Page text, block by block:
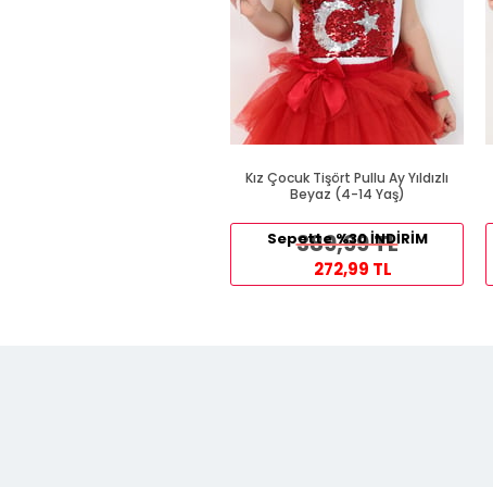
Kız Çocuk Tişört Pullu Ay Yıldızlı
Beyaz (4-14 Yaş)
389,99 TL
Sepette %30 İNDİRİM
272,99 TL